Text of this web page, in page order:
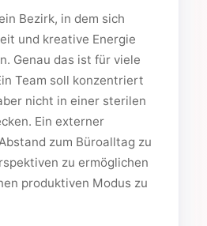
Bezirk, in dem sich
und kreative Energie
Genau das ist für viele
Team soll konzentriert
nicht in einer sterilen
Ein externer
zum Büroalltag zu
zu ermöglichen
produktiven Modus zu